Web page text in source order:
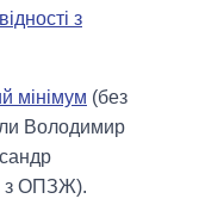
з
мінімум (без
Володимир
з ОПЗЖ).